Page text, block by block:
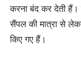
करना बंद कर देती हैं।
सैंपल की मात्रा से
किए गए हैं।